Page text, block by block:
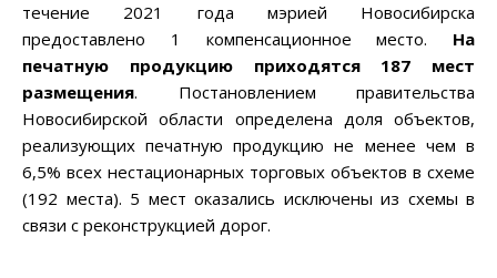
течение 2021 года мэрией Новосибирска
предоставлено 1 компенсационное место. На
печатную продукцию приходятся 187 мест
размещения. Постановлением правительства
Новосибирской области определена доля объектов,
реализующих печатную продукцию не менее чем в
6,5% всех нестационарных торговых объектов в схеме
(192 места). 5 мест оказались исключены из схемы в
связи с реконструкцией дорог.